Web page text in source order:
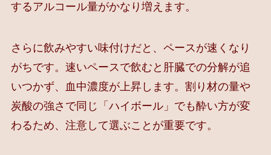
するアルコール量がかなり増えます。
さらに飲みやすい味付けだと、ペースが速くなり
がちです。速いペースで飲むと肝臓での分解が追
いつかず、血中濃度が上昇します。割り材の量や
炭酸の強さで同じ「ハイボール」でも酔い方が変
わるため、注意して選ぶことが重要です。